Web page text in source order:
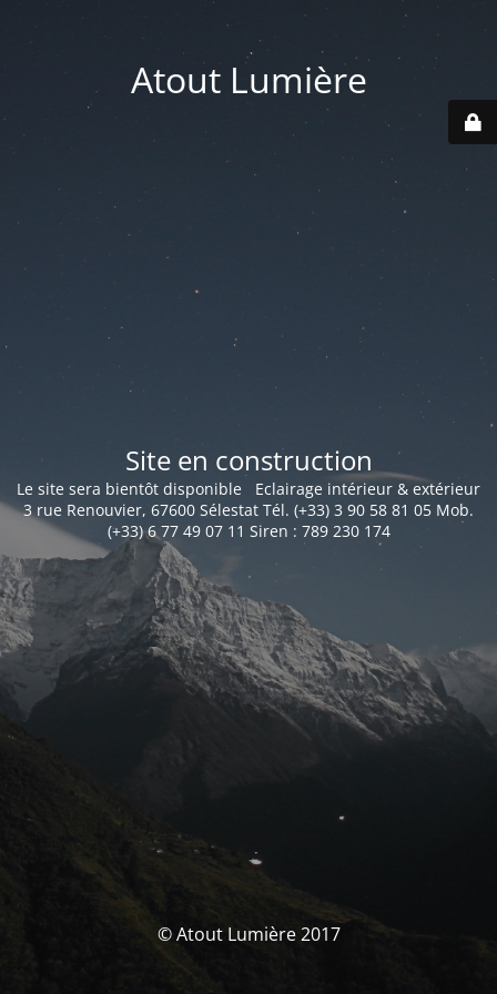
Atout Lumière
Site en construction
Le site sera bientôt disponible Eclairage intérieur & extérieur
3 rue Renouvier, 67600 Sélestat Tél. (+33) 3 90 58 81 05 Mob.
(+33) 6 77 49 07 11 Siren : 789 230 174
© Atout Lumière 2017